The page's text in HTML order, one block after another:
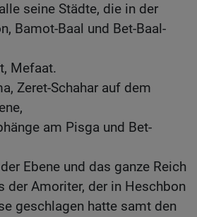
seine Städte, die in der
Bamot-Baal und Bet-Baal-
Mefaat.
Zeret-Schahar auf dem
am Pisga und Bet-
Ebene und das ganze Reich
der Amoriter, der in Heschbon
geschlagen hatte samt den